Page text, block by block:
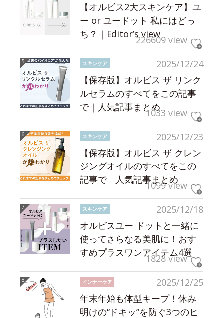
【オルビス2大スキンケア】ユ
ー or ユードット 私にはどっ
ち？｜Editor’s view226609 view
2025/12/24
スキンケア
【保存版】オルビス ザ リンク
ルセラムのすべてをこの記事
で｜人気記事まとめ1033 view
2025/12/23
スキンケア
【保存版】オルビス ザ クレン
ジングオイルのすべてをこの
記事で｜人気記事まとめ
1099 view
2025/12/18
スキンケア
オルビスユー ドットと一緒に
使ってさらなる美肌に！おす
すめプラスワンアイテム4選
1828 view
2025/12/25
インナーケア
年末年始も体型キープ！休み
明けの“ドキッ”を防ぐ3つのヒ